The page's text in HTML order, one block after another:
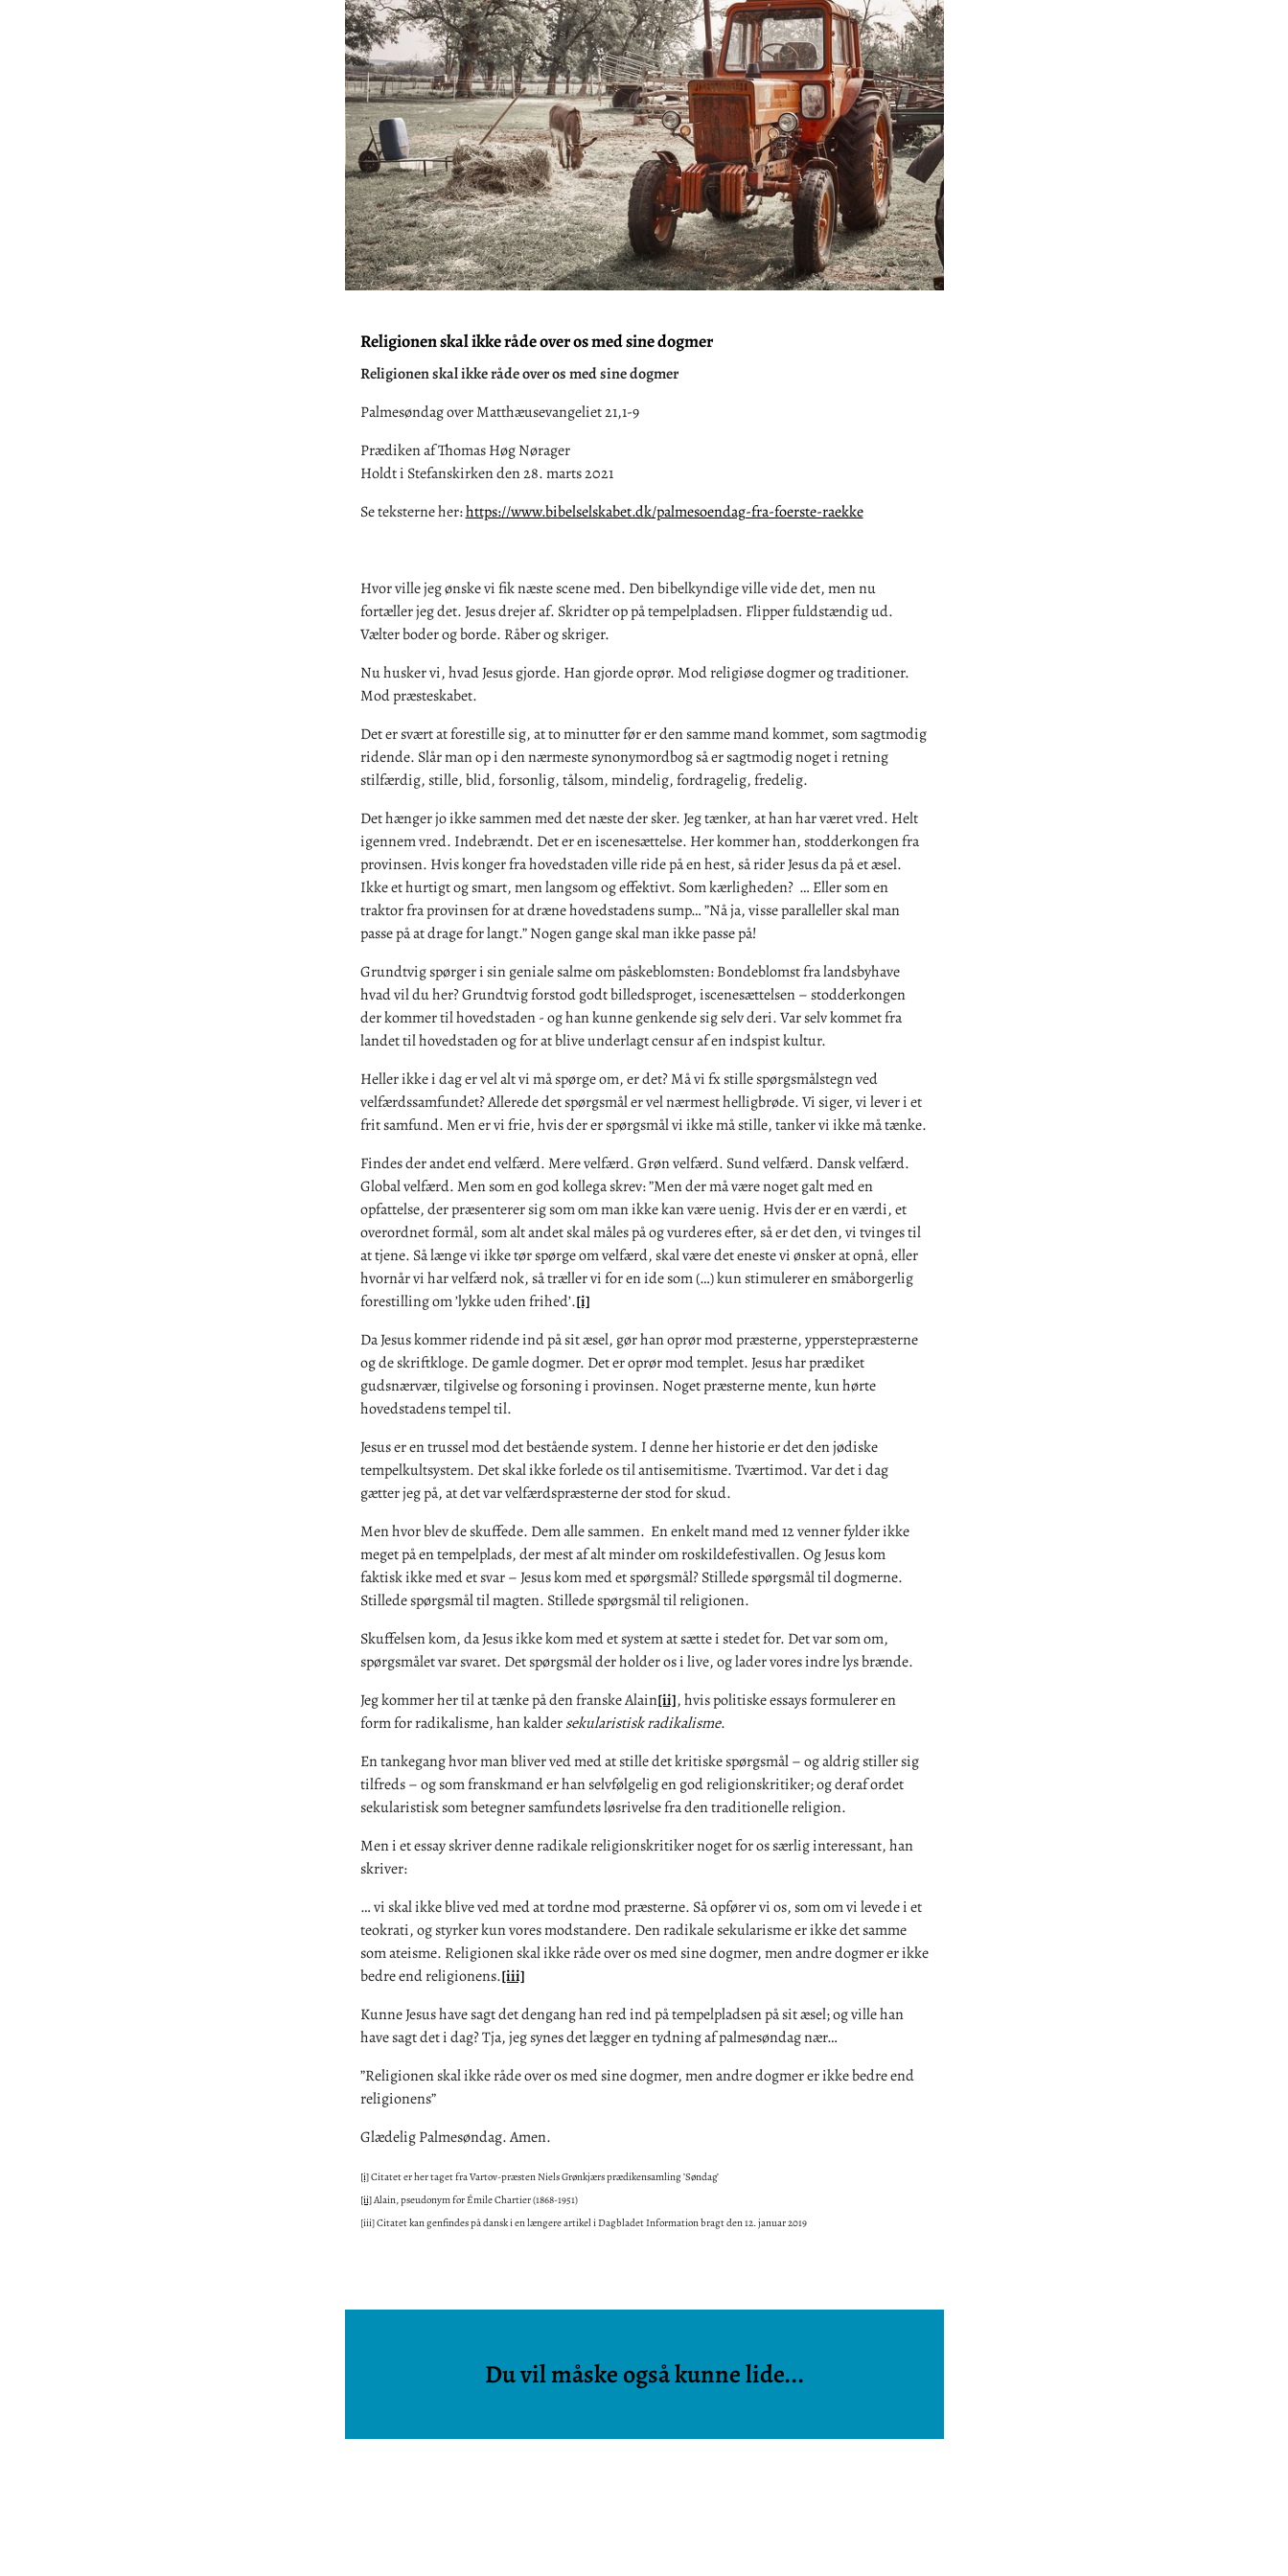
Religionen skal ikke råde over os med sine dogmer
Religionen skal ikke råde over os med sine dogmer
Palmesøndag over Matthæusevangeliet 21,1-9
Prædiken af Thomas Høg Nørager
Holdt i Stefanskirken den 28. marts 2021
Se teksterne her:https://www.bibelselskabet.dk/palmesoendag-fra-foerste-raekke
Hvor ville jeg ønske vi fik næste scene med. Den bibelkyndige ville vide det, men nu
fortæller jeg det. Jesus drejer af. Skridter op på tempelpladsen. Flipper fuldstændig ud.
Vælter boder og borde. Råber og skriger.
Nu husker vi, hvad Jesus gjorde. Han gjorde oprør. Mod religiøse dogmer og traditioner.
Mod præsteskabet.
Det er svært at forestille sig, at to minutter før er den samme mand kommet, som sagtmodig
ridende. Slår man op i den nærmeste synonymordbog så er sagtmodig noget i retning
stilfærdig, stille, blid, forsonlig, tålsom, mindelig, fordragelig, fredelig.
Det hænger jo ikke sammen med det næste der sker. Jeg tænker, at han har været vred. Helt
igennem vred. Indebrændt. Det er en iscenesættelse. Her kommer han, stodderkongen fra
provinsen. Hvis konger fra hovedstaden ville ride på en hest, så rider Jesus da på et æsel.
Ikke et hurtigt og smart, men langsom og effektivt. Som kærligheden? … Eller som en
traktor fra provinsen for at dræne hovedstadens sump… ”Nå ja, visse paralleller skal man
passe på at drage for langt.” Nogen gange skal man ikke passe på!
Grundtvig spørger i sin geniale salme om påskeblomsten: Bondeblomst fra landsbyhave
hvad vil du her? Grundtvig forstod godt billedsproget, iscenesættelsen – stodderkongen
der kommer til hovedstaden - og han kunne genkende sig selv deri. Var selv kommet fra
landet til hovedstaden og for at blive underlagt censur af en indspist kultur.
Heller ikke i dag er vel alt vi må spørge om, er det? Må vi fx stille spørgsmålstegn ved
velfærdssamfundet? Allerede det spørgsmål er vel nærmest helligbrøde. Vi siger, vi lever i et
frit samfund. Men er vi frie, hvis der er spørgsmål vi ikke må stille, tanker vi ikke må tænke.
Findes der andet end velfærd. Mere velfærd. Grøn velfærd. Sund velfærd. Dansk velfærd.
Global velfærd. Men som en god kollega skrev: ”Men der må være noget galt med en
opfattelse, der præsenterer sig som om man ikke kan være uenig. Hvis der er en værdi, et
overordnet formål, som alt andet skal måles på og vurderes efter, så er det den, vi tvinges til
at tjene. Så længe vi ikke tør spørge om velfærd, skal være det eneste vi ønsker at opnå, eller
hvornår vi har velfærd nok, så træller vi for en ide som (…) kun stimulerer en småborgerlig
forestilling om ’lykke uden frihed’.[i]
Da Jesus kommer ridende ind på sit æsel, gør han oprør mod præsterne, ypperstepræsterne
og de skriftkloge. De gamle dogmer. Det er oprør mod templet. Jesus har prædiket
gudsnærvær, tilgivelse og forsoning i provinsen. Noget præsterne mente, kun hørte
hovedstadens tempel til.
Jesus er en trussel mod det bestående system. I denne her historie er det den jødiske
tempelkultsystem. Det skal ikke forlede os til antisemitisme. Tværtimod. Var det i dag
gætter jeg på, at det var velfærdspræsterne der stod for skud.
Men hvor blev de skuffede. Dem alle sammen. En enkelt mand med 12 venner fylder ikke
meget på en tempelplads, der mest af alt minder om roskildefestivallen. Og Jesus kom
faktisk ikke med et svar – Jesus kom med et spørgsmål? Stillede spørgsmål til dogmerne.
Stillede spørgsmål til magten. Stillede spørgsmål til religionen.
Skuffelsen kom, da Jesus ikke kom med et system at sætte i stedet for. Det var som om,
spørgsmålet var svaret. Det spørgsmål der holder os i live, og lader vores indre lys brænde.
Jeg kommer her til at tænke på den franske Alain[ii], hvis politiske essays formulerer en
form for radikalisme, han kaldersekularistisk radikalisme.
En tankegang hvor man bliver ved med at stille det kritiske spørgsmål – og aldrig stiller sig
tilfreds – og som franskmand er han selvfølgelig en god religionskritiker; og deraf ordet
sekularistisk som betegner samfundets løsrivelse fra den traditionelle religion.
Men i et essay skriver denne radikale religionskritiker noget for os særlig interessant, han
skriver:
… vi skal ikke blive ved med at tordne mod præsterne. Så opfører vi os, som om vi levede i et
teokrati, og styrker kun vores modstandere. Den radikale sekularisme er ikke det samme
som ateisme. Religionen skal ikke råde over os med sine dogmer, men andre dogmer er ikke
bedre end religionens.[iii]
Kunne Jesus have sagt det dengang han red ind på tempelpladsen på sit æsel; og ville han
have sagt det i dag? Tja, jeg synes det lægger en tydning af palmesøndag nær…
”Religionen skal ikke råde over os med sine dogmer, men andre dogmer er ikke bedre end
religionens”
Glædelig Palmesøndag. Amen.
[i]Citatet er her taget fra Vartov-præsten Niels Grønkjærs prædikensamling ’Søndag’
[ii]Alain, pseudonym for Émile Chartier (1868-1951)
[iii]Citatet kan genfindes på dansk i en længere artikel i Dagbladet Information bragt den 12. januar 2019
Du vil måske også kunne lide...